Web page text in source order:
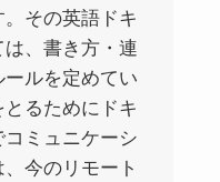
。その英語ドキ
、書き方・連
ルを定めてい
るためにドキ
ミュニケーシ
今のリモート